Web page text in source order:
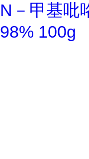
N－甲基吡
98% 100g